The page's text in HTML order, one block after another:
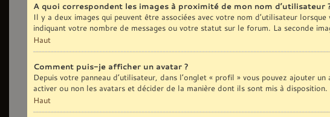
A quoi correspondent les images à proximité de mon nom d’utilisateur
Il y a deux images qui peuvent être associées avec votre nom d’utilisateur
indiquant votre nombre de messages ou votre statut sur le forum. La seconde
Haut
Comment puis-je afficher un avatar ?
Depuis votre panneau d’utilisateur, dans l’onglet « profil » vous pouvez ajouter
activer ou non les avatars et décider de la manière dont ils sont mis à
Haut